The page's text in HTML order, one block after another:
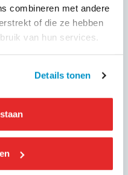
combineren met andere
of die ze hebben
van hun services.
Details tonen
lage emissie) en vanaf
eis van minimaal
diensten